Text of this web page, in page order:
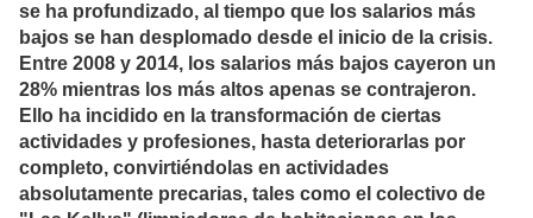
se ha profundizado, al tiempo que los salarios más
bajos se han desplomado desde el inicio de la crisis.
Entre 2008 y 2014, los salarios más bajos cayeron un
28% mientras los más altos apenas se contrajeron.
Ello ha incidido en la transformación de ciertas
actividades y profesiones, hasta deteriorarlas por
completo, convirtiéndolas en actividades
absolutamente precarias, tales como el colectivo de